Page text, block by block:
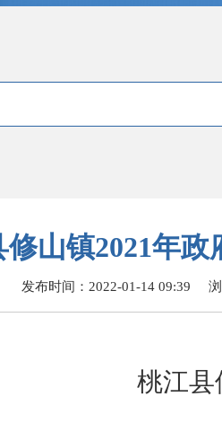
修山镇2021年
发布时间：2022-01-14 09:39
桃江县